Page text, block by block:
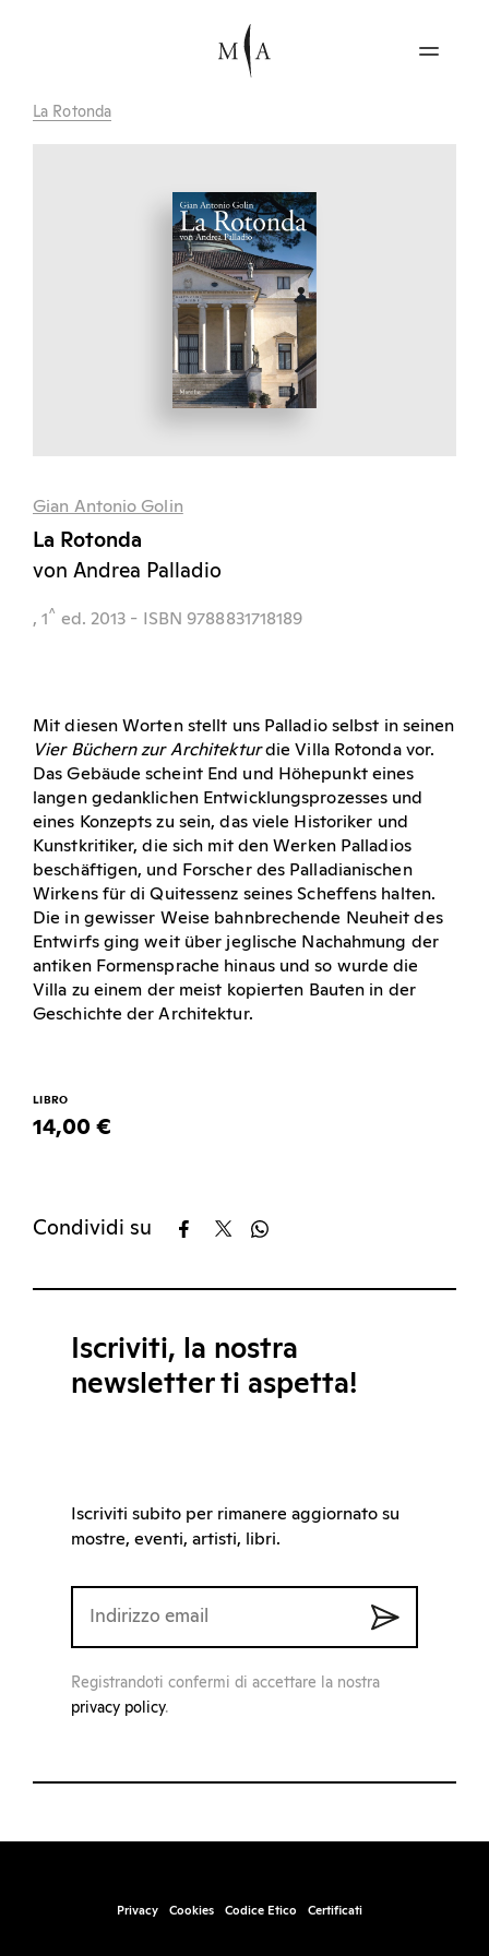
La Rotonda
Gian Antonio Golin
La Rotonda
von Andrea Palladio
, 1^ ed. 2013 - ISBN 9788831718189
Mit diesen Worten stellt uns Palladio selbst in seinen
Vier Büchern zur Architekturdie Villa Rotonda vor.
Das Gebäude scheint End und Höhepunkt eines
langen gedanklichen Entwicklungsprozesses und
eines Konzepts zu sein, das viele Historiker und
Kunstkritiker, die sich mit den Werken Palladios
beschäftigen, und Forscher des Palladianischen
Wirkens für di Quitessenz seines Scheffens halten.
Die in gewisser Weise bahnbrechende Neuheit des
Entwirfs ging weit über jeglische Nachahmung der
antiken Formensprache hinaus und so wurde die
Villa zu einem der meist kopierten Bauten in der
Geschichte der Architektur.
LIBRO
14,00 €
Condividi su
Iscriviti, la nostra
newsletter ti aspetta!
Iscriviti subito per rimanere aggiornato su
mostre, eventi, artisti, libri.
Registrandoti confermi di accettare la nostra
privacy policy.
Privacy Cookies Codice Etico Certificati